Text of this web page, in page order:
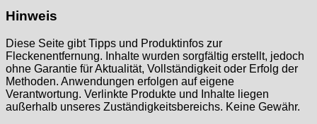
Hinweis
Diese Seite gibt Tipps und Produktinfos zur
Fleckenentfernung. Inhalte wurden sorgfältig erstellt, jedoch
ohne Garantie für Aktualität, Vollständigkeit oder Erfolg der
Methoden. Anwendungen erfolgen auf eigene
Verantwortung. Verlinkte Produkte und Inhalte liegen
außerhalb unseres Zuständigkeitsbereichs. Keine Gewähr.